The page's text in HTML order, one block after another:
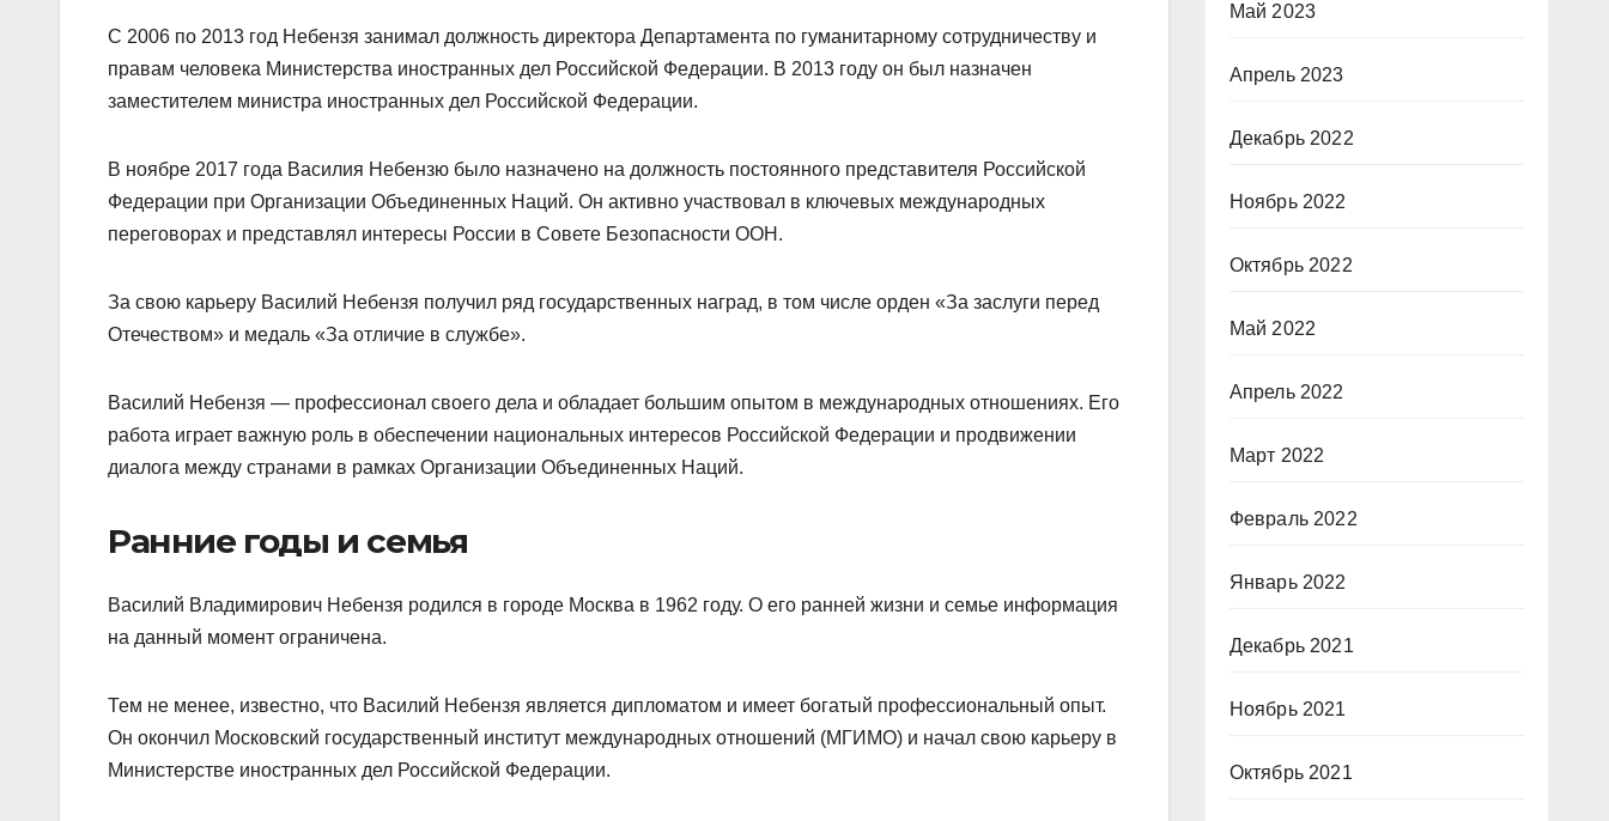
С 2006 по 2013 год Небензя занимал должность директора Департамента по гуманитарному сотрудничеству и
правам человека Министерства иностранных дел Российской Федерации. В 2013 году он был назначен
заместителем министра иностранных дел Российской Федерации.
В ноябре 2017 года Василия Небензю было назначено на должность постоянного представителя Российской
Федерации при Организации Объединенных Наций. Он активно участвовал в ключевых международных
переговорах и представлял интересы России в Совете Безопасности ООН.
За свою карьеру Василий Небензя получил ряд государственных наград, в том числе орден «За заслуги перед
Отечеством» и медаль «За отличие в службе».
Василий Небензя — профессионал своего дела и обладает большим опытом в международных отношениях. Его
работа играет важную роль в обеспечении национальных интересов Российской Федерации и продвижении
диалога между странами в рамках Организации Объединенных Наций.
Ранние годы и семья
Василий Владимирович Небензя родился в городе Москва в 1962 году. О его ранней жизни и семье информация
на данный момент ограничена.
Тем не менее, известно, что Василий Небензя является дипломатом и имеет богатый профессиональный опыт.
Он окончил Московский государственный институт международных отношений (МГИМО) и начал свою карьеру в
Министерстве иностранных дел Российской Федерации.
Май 2023
Апрель 2023
Декабрь 2022
Ноябрь 2022
Октябрь 2022
Май 2022
Апрель 2022
Март 2022
Февраль 2022
Январь 2022
Декабрь 2021
Ноябрь 2021
Октябрь 2021